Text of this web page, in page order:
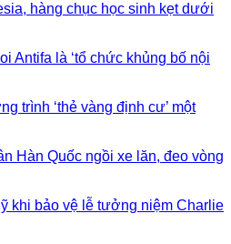
hàng chục học sinh kẹt dưới
Antifa là ‘tổ chức khủng bố nội
trình ‘thẻ vàng định cư’ một
Hàn Quốc ngồi xe lăn, đeo vòng
khi bảo vệ lễ tưởng niệm Charlie